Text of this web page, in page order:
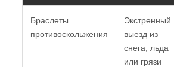
Браслеты
противоскольжения
Экстренный
выезд из
снега, льда
или грязи